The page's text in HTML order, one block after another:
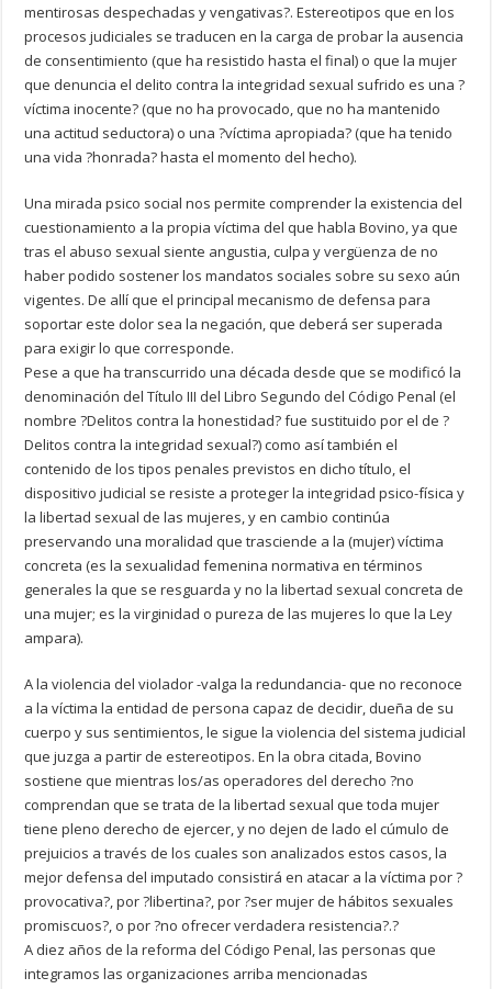
mentirosas despechadas y vengativas?. Estereotipos que en los
procesos judiciales se traducen en la carga de probar la ausencia
de consentimiento (que ha resistido hasta el final) o que la mujer
que denuncia el delito contra la integridad sexual sufrido es una ?
víctima inocente? (que no ha provocado, que no ha mantenido
una actitud seductora) o una ?víctima apropiada? (que ha tenido
una vida ?honrada? hasta el momento del hecho).
Una mirada psico social nos permite comprender la existencia del
cuestionamiento a la propia víctima del que habla Bovino, ya que
tras el abuso sexual siente angustia, culpa y vergüenza de no
haber podido sostener los mandatos sociales sobre su sexo aún
vigentes. De allí que el principal mecanismo de defensa para
soportar este dolor sea la negación, que deberá ser superada
para exigir lo que corresponde.
Pese a que ha transcurrido una década desde que se modificó la
denominación del Título III del Libro Segundo del Código Penal (el
nombre ?Delitos contra la honestidad? fue sustituido por el de ?
Delitos contra la integridad sexual?) como así también el
contenido de los tipos penales previstos en dicho título, el
dispositivo judicial se resiste a proteger la integridad psico-física y
la libertad sexual de las mujeres, y en cambio continúa
preservando una moralidad que trasciende a la (mujer) víctima
concreta (es la sexualidad femenina normativa en términos
generales la que se resguarda y no la libertad sexual concreta de
una mujer; es la virginidad o pureza de las mujeres lo que la Ley
ampara).
A la violencia del violador -valga la redundancia- que no reconoce
a la víctima la entidad de persona capaz de decidir, dueña de su
cuerpo y sus sentimientos, le sigue la violencia del sistema judicial
que juzga a partir de estereotipos. En la obra citada, Bovino
sostiene que mientras los/as operadores del derecho ?no
comprendan que se trata de la libertad sexual que toda mujer
tiene pleno derecho de ejercer, y no dejen de lado el cúmulo de
prejuicios a través de los cuales son analizados estos casos, la
mejor defensa del imputado consistirá en atacar a la víctima por ?
provocativa?, por ?libertina?, por ?ser mujer de hábitos sexuales
promiscuos?, o por ?no ofrecer verdadera resistencia?.?
A diez años de la reforma del Código Penal, las personas que
integramos las organizaciones arriba mencionadas